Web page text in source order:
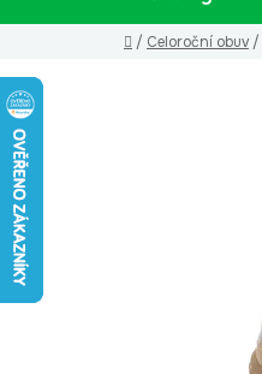
Domů
/ Celoroční obuv /